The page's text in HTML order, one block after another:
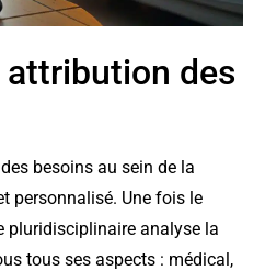
des
besoins au sein de la
personnalisé. Une fois le
pluridisciplinaire analyse la
tous ses aspects : médical,